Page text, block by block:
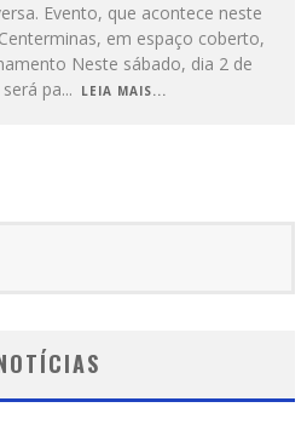
Evento, que acontece neste
em espaço coberto,
Neste sábado, dia 2 de
pa... LEIA MAIS...